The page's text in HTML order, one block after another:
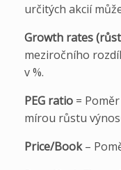
určitých akcií
Growth rates
meziročního
v %.
PEG ratio =
mírou růstu
Price/Book–